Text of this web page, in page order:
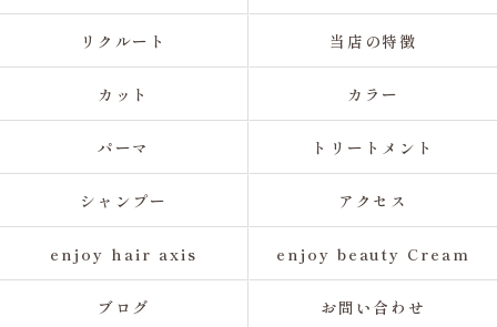
リクルート 当店の特徴
カット カラー
パーマ トリートメント
シャンプー アクセス
enjoy hair axis enjoy beauty Cream
ブログ お問い合わせ